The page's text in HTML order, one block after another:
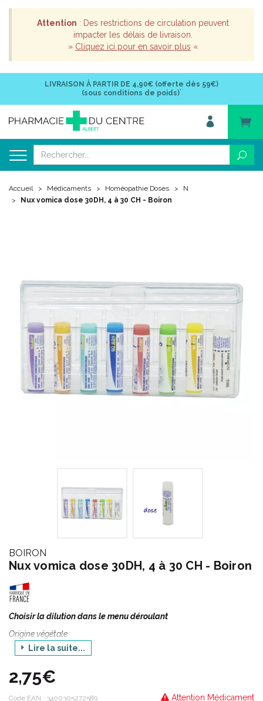
Attention : Des restrictions de circulation peuvent
impacter les délais de livraison.
» Cliquez ici pour en savoir plus «
LIVRAISON À PARTIR DE 4,90€ (offerte dès 59€)
(sous conditions de poids)*
Accueil Médicaments Homéopathie Doses
N
Nux vomica dose 30DH, 4 à 30 CH - Boiron
BOIRON
Nux vomica dose 30DH, 4 à 30 CH - Boiron
Choisir la dilution dans le menu déroulant
Origine végétale
"Noix vomique "
Nux vomica est un médicament homéopathique préparé à partir
de la noix vomique, fruit de Strychnos Nux Vomica, arbre de
Lire la suite...
2,75€
Attention Médicament
Code EAN : 3400305272589